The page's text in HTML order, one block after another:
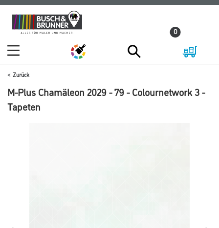
Zum
Inhalt
Zum
Navigationsmenü
0
Zurück
M-Plus Chamäleon 2029 - 79 - Colournetwork 3 -
Tapeten